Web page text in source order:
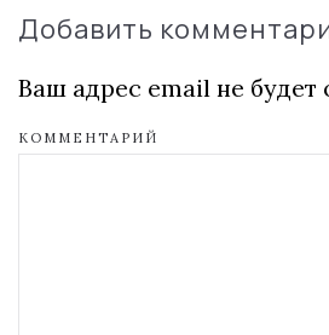
Добавить
Ваш адрес email не будет
КОММЕНТАРИЙ